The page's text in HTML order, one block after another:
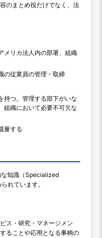
のまとめ役だけでなく、法
メリカ法人内の部署、組織
の従業員の管理・取締
持つ。管理する部下がいな
組織において必要不可欠な
量する
な知識（Specialized
れています。
ス・研究・マネージメン
ることや応用となる事柄の